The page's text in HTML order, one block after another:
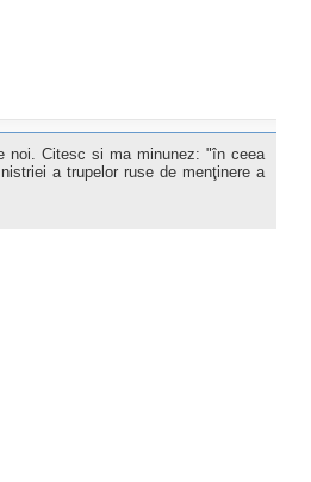
noi. Citesc si ma minunez: "în ceea
a trupelor ruse de menţinere a